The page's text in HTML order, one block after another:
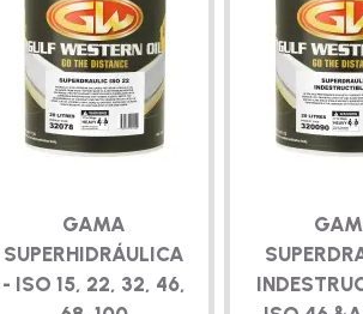
GAMA
SUPERHIDRÁULICA
- ISO 15, 22, 32, 46,